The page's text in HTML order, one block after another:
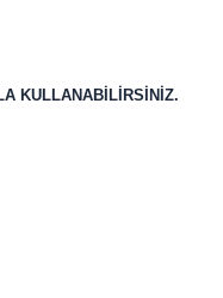
KULLANABİLİRSİNİZ.